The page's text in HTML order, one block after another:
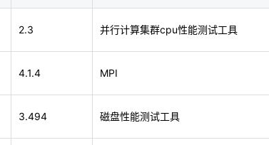
用，快来开启云上之旅
天翼云用户体验官
2.3 并行计算集群cpu性能测试工具
4.1.4 MPI
3.494 磁盘性能测试工具